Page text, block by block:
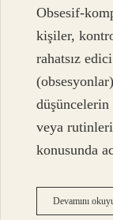
Obsesif-
kişiler,
rahatsız
veya
konusunda
Devamını